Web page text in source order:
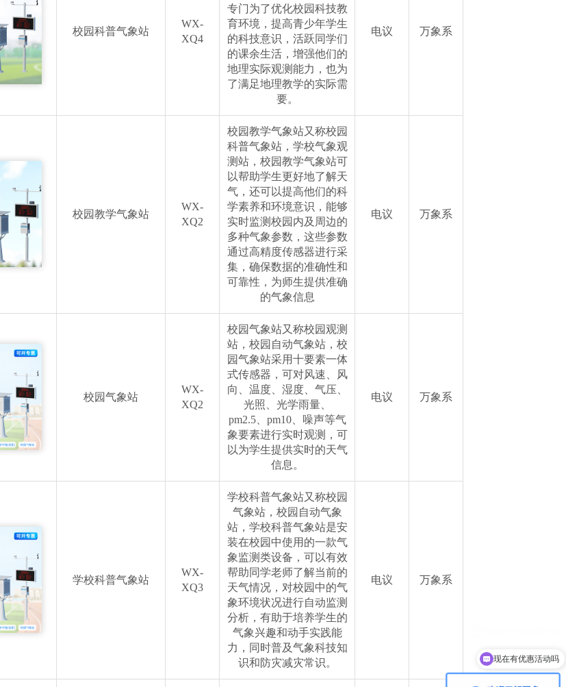
校园科普气象站
WX-
XQ4
专门为了优化校园科技教
育环境，提高青少年学生
的科技意识，活跃同学们
的课余生活，增强他们的
地理实际观测能力，也为
了满足地理教学的实际需
要。
电议 万象系
校园教学气象站
WX-
XQ2
校园教学气象站又称校园
科普气象站，学校气象观
测站，校园教学气象站可
以帮助学生更好地了解天
气，还可以提高他们的科
学素养和环境意识，能够
实时监测校园内及周边的
多种气象参数，这些参数
通过高精度传感器进行采
集，确保数据的准确性和
可靠性，为师生提供准确
的气象信息
电议 万象系
校园气象站
WX-
XQ2
校园气象站又称校园观测
站，校园自动气象站，校
园气象站采用十要素一体
式传感器，可对风速、风
向、温度、湿度、气压、
光照、光学雨量、
pm2.5、pm10、噪声等气
象要素进行实时观测，可
以为学生提供实时的天气
信息。
电议 万象系
学校科普气象站
WX-
XQ3
学校科普气象站又称校园
气象站，校园自动气象
站，学校科普气象站是安
装在校园中使用的一款气
象监测类设备，可以有效
帮助同学老师了解当前的
天气情况，对校园中的气
象环境状况进行自动监测
分析，有助于培养学生的
气象兴趣和动手实践能
力，同时普及气象科技知
识和防灾减灾常识。
电议 万象系
现在有优惠活动吗